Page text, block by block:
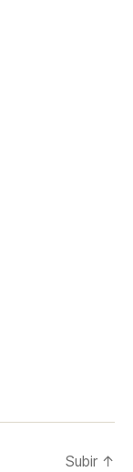
Subir ↑